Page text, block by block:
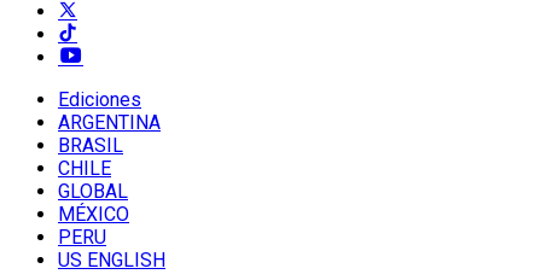
Ediciones
ARGENTINA
BRASIL
CHILE
GLOBAL
MÉXICO
PERU
US ENGLISH